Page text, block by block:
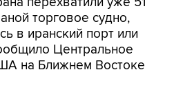
в иранский порт или
Центральное
на Ближнем Востоке
силы CENTCOM